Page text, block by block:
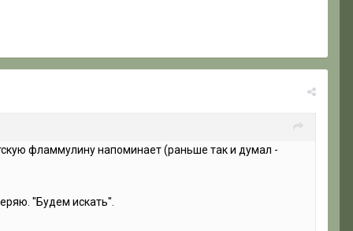
фламмулину напоминает (раньше так и думал -
"Будем искать".